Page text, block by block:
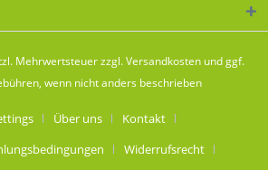
Mehrwertsteuer zzgl.Versandkosten und ggf.
wenn nicht anders beschrieben
Über uns
Kontakt
Widerrufsrecht